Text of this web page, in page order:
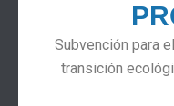
Subvención para
transición